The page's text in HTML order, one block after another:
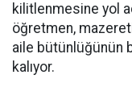
kilitlenmesine yol
öğretmen,
aile bütünlüğünün
kalıyor.